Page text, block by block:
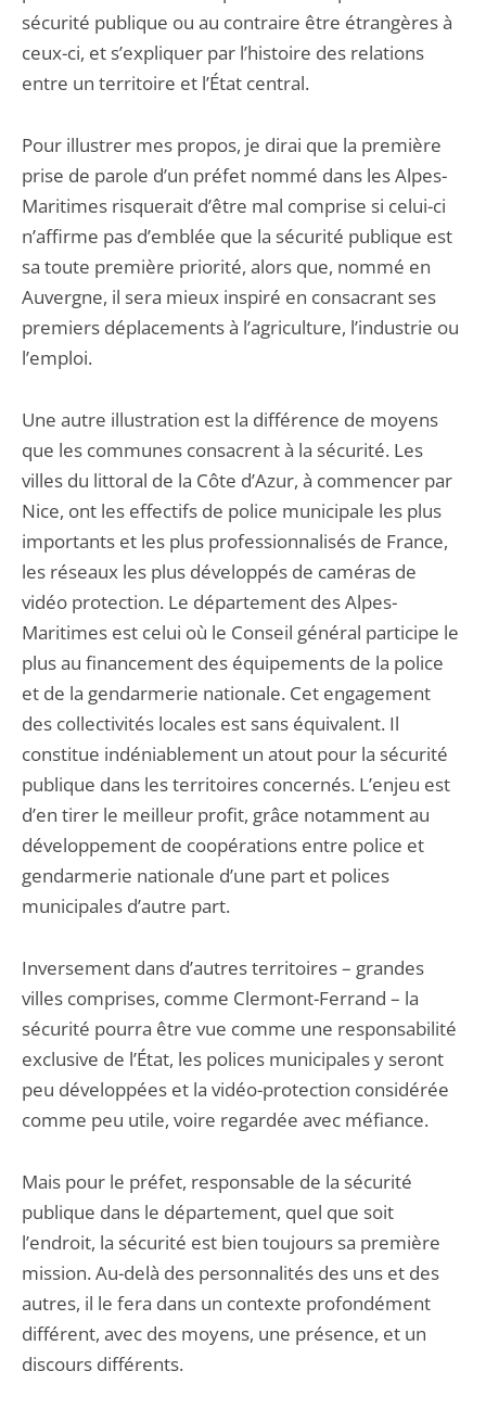
sécurité publique ou au contraire être étrangères à
ceux-ci, et s’expliquer par l’histoire des relations
entre un territoire et l’État central.
Pour illustrer mes propos, je dirai que la première
prise de parole d’un préfet nommé dans les Alpes-
Maritimes risquerait d’être mal comprise si celui-ci
n’affirme pas d’emblée que la sécurité publique est
sa toute première priorité, alors que, nommé en
Auvergne, il sera mieux inspiré en consacrant ses
premiers déplacements à l’agriculture, l’industrie ou
l’emploi.
Une autre illustration est la différence de moyens
que les communes consacrent à la sécurité. Les
villes du littoral de la Côte d’Azur, à commencer par
Nice, ont les effectifs de police municipale les plus
importants et les plus professionnalisés de France,
les réseaux les plus développés de caméras de
vidéo protection. Le département des Alpes-
Maritimes est celui où le Conseil général participe le
plus au financement des équipements de la police
et de la gendarmerie nationale. Cet engagement
des collectivités locales est sans équivalent. Il
constitue indéniablement un atout pour la sécurité
publique dans les territoires concernés. L’enjeu est
d’en tirer le meilleur profit, grâce notamment au
développement de coopérations entre police et
gendarmerie nationale d’une part et polices
municipales d’autre part.
Inversement dans d’autres territoires – grandes
villes comprises, comme Clermont-Ferrand – la
sécurité pourra être vue comme une responsabilité
exclusive de l’État, les polices municipales y seront
peu développées et la vidéo-protection considérée
comme peu utile, voire regardée avec méfiance.
Mais pour le préfet, responsable de la sécurité
publique dans le département, quel que soit
l’endroit, la sécurité est bien toujours sa première
mission. Au-delà des personnalités des uns et des
autres, il le fera dans un contexte profondément
différent, avec des moyens, une présence, et un
discours différents.